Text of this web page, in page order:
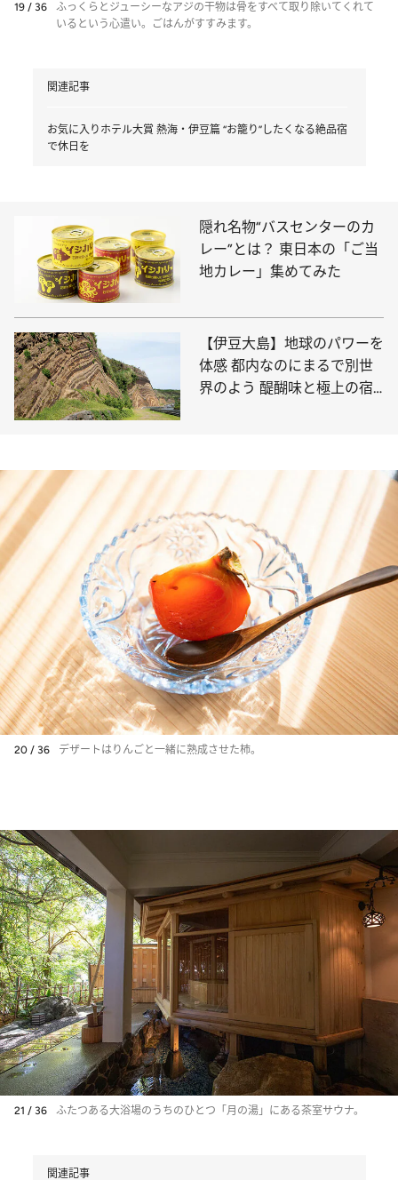
19 / 36
ふっくらとジューシーなアジの干物は骨をすべて取り除いてくれて
いるという心遣い。ごはんがすすみます。
関連記事
お気に入りホテル大賞 熱海・伊豆篇 “お籠り”したくなる絶品宿
で休日を
隠れ名物“バスセンターのカ
レー”とは？ 東日本の「ご当
地カレー」集めてみた
【伊豆大島】地球のパワーを
体感 都内なのにまるで別世
界のよう 醍醐味と極上の宿
20 / 36 デザートはりんごと一緒に熟成させた柿。
21 / 36 ふたつある大浴場のうちのひとつ「月の湯」にある茶室サウナ。
関連記事